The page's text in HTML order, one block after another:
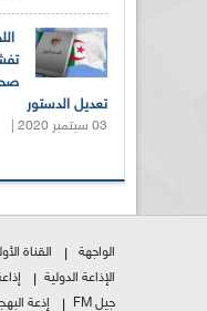
تعديل الدستور
03 سبتمبر 2020 |
الواجهة القناة
الإذاعة الدولية
جيل FM
إذعة